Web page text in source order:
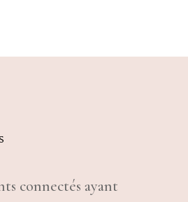
connectés ayant